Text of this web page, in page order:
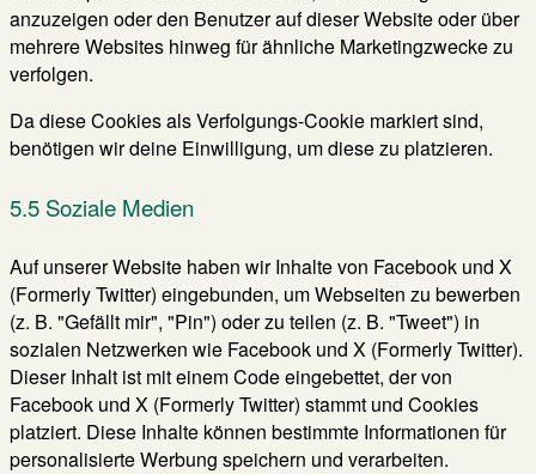
anzuzeigen oder den Benutzer auf dieser Website oder über
mehrere Websites hinweg für ähnliche Marketingzwecke zu
verfolgen.
Da diese Cookies als Verfolgungs-Cookie markiert sind,
benötigen wir deine Einwilligung, um diese zu platzieren.
5.5 Soziale Medien
Auf unserer Website haben wir Inhalte von Facebook und X
(Formerly Twitter) eingebunden, um Webseiten zu bewerben
(z. B. "Gefällt mir", "Pin") oder zu teilen (z. B. "Tweet") in
sozialen Netzwerken wie Facebook und X (Formerly Twitter).
Dieser Inhalt ist mit einem Code eingebettet, der von
Facebook und X (Formerly Twitter) stammt und Cookies
platziert. Diese Inhalte können bestimmte Informationen für
personalisierte Werbung speichern und verarbeiten.